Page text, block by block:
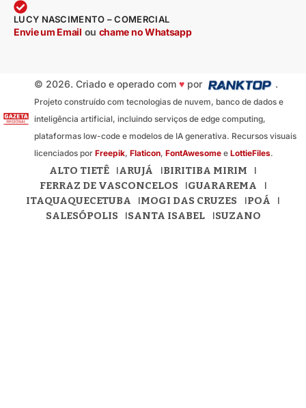
LUCY NASCIMENTO – COMERCIAL
Envie um Email ou chame no Whatsapp
© 2026. Criado e operado com ♥por .
Projeto construído com tecnologias de nuvem, banco de dados e
inteligência artificial, incluindo serviços de edge computing,
plataformas low-code e modelos de IA generativa. Recursos visuais
licenciados por Freepik, Flaticon, FontAwesomee LottieFiles.
ALTO TIETÊ ARUJÁ
BIRITIBA MIRIM
FERRAZ DE VASCONCELOS
GUARAREMA
ITAQUAQUECETUBA
MOGI DAS CRUZES
POÁ
SALESÓPOLIS
SANTA ISABEL SUZANO